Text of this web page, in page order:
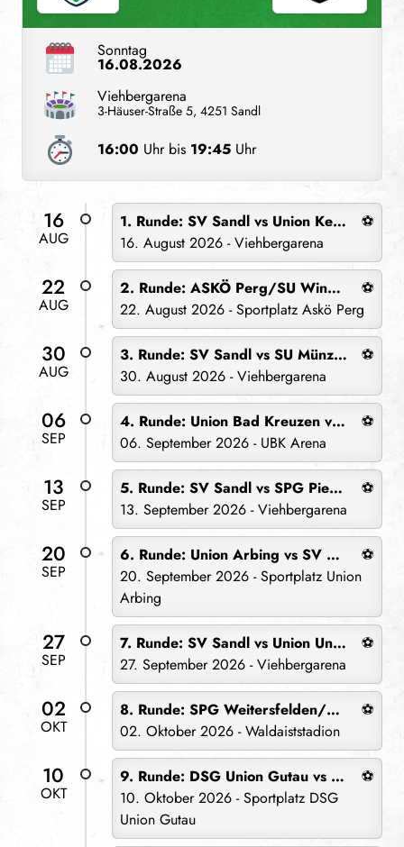
Sonntag
16.08.2026
Viehbergarena
3-Häuser-Straße 5, 4251 Sandl
16:00 Uhr bis 19:45 Uhr
16
AUG
⚽
1. Runde: SV Sandl vs Union Kefermarkt
16. August 2026 - Viehbergarena
22
AUG
⚽
2. Runde: ASKÖ Perg/SU Windhaag vs SV Sandl
22. August 2026 - Sportplatz Askö Perg
30
AUG
⚽
3. Runde: SV Sandl vs SU Münzbach
30. August 2026 - Viehbergarena
06
SEP
⚽
4. Runde: Union Bad Kreuzen vs SV Sandl
06. September 2026 - UBK Arena
13
SEP
⚽
5. Runde: SV Sandl vs SPG Pierbach/Rechberg
13. September 2026 - Viehbergarena
20
SEP
⚽
6. Runde: Union Arbing vs SV Sandl
20. September 2026 - Sportplatz Union
Arbing
27
SEP
⚽
7. Runde: SV Sandl vs Union Unterweißenbach
27. September 2026 - Viehbergarena
02
OKT
⚽
8. Runde: SPG Weitersfelden/Kaltenberg/Liebenau vs SV Sandl
02. Oktober 2026 - Waldaiststadion
10
OKT
⚽
9. Runde: DSG Union Gutau vs SV Sandl
10. Oktober 2026 - Sportplatz DSG
Union Gutau